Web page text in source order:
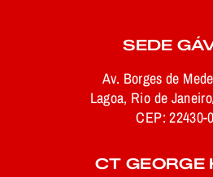
SEDE
Av. Borges de
Lagoa, Rio de
CEP: 22430-
CT GEORGE